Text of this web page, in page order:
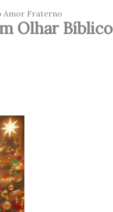
Amor Fraterno
Olhar Bíblico